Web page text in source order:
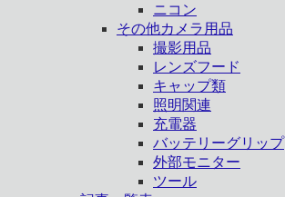
ニコン
その他カメラ用品
撮影用品
レンズフード
キャップ類
照明関連
充電器
バッテリーグリップ
外部モニター
ツール